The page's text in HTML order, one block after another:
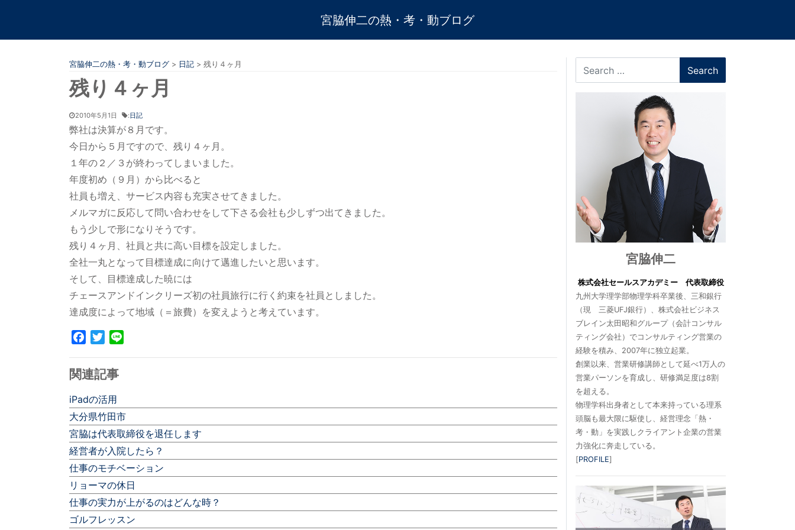
宮脇伸二の熱・考・動ブログ
宮脇伸二の熱・考・動ブログ > 日記 > 残り４ヶ月
残り４ヶ月
2010年5月1日 :日記
弊社は決算が８月です。
今日から５月ですので、残り４ヶ月。
１年の２／３が終わってしまいました。
年度初め（９月）から比べると
社員も増え、サービス内容も充実させてきました。
メルマガに反応して問い合わせをして下さる会社も少しずつ出てきました。
もう少しで形になりそうです。
残り４ヶ月、社員と共に高い目標を設定しました。
全社一丸となって目標達成に向けて邁進したいと思います。
そして、目標達成した暁には
チェースアンドインクリーズ初の社員旅行に行く約束を社員としました。
達成度によって地域（＝旅費）を変えようと考えています。
Facebook
Twitter
関連記事
iPadの活用
大分県竹田市
宮脇は代表取締役を退任します
経営者が入院したら？
仕事のモチベーション
リョーマの休日
仕事の実力が上がるのはどんな時？
ゴルフレッスン
宮脇伸二
株式会社セールスアカデミー 代表取締役
九州大学理学部物理学科卒業後、三和銀行
（現 三菱UFJ銀行）、株式会社ビジネス
ブレイン太田昭和グループ（会計コンサル
ティング会社）でコンサルティング営業の
経験を積み、2007年に独立起業。
創業以来、営業研修講師として延べ1万人の
営業パーソンを育成し、研修満足度は8割
を超える。
物理学科出身者として本来持っている理系
頭脳も最大限に駆使し、経営理念「熱・
考・動」を実践しクライアント企業の営業
力強化に奔走している。
[PROFILE]